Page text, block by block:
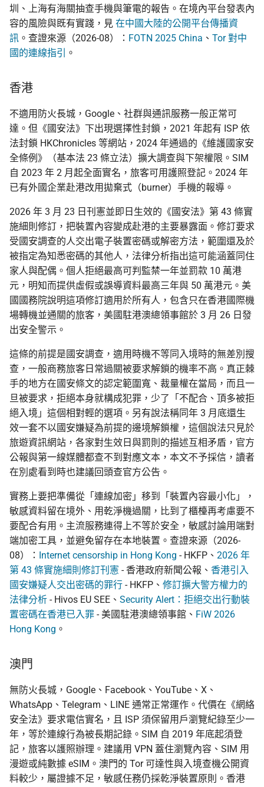
圳、上海有海關抽查手機與筆電的報告。在境內平台發表內
容的風險與既有實踐，見 在中國大陸的公開平台傳播資
訊 。查證來源（2026-08）： FOTN 2025 China 、 Tor 對中
國的連線指引
。
香港
不適用防火長城，Google、社群與通訊服務一般正常可
達。但《國安法》下出現選擇性封鎖，2021 年起有 ISP 依
法封鎖 HKChronicles 等網站，2024 年通過的《維護國家安
全條例》（基本法 23 條立法）擴大調查與下架權限。SIM
自 2023 年 2 月起全面實名，旅客可用護照登記。2024 年
已有外國企業赴港改用拋棄式（burner）手機的報導。
2026 年 3 月 23 日刊憲並即日生效的《國安法》第 43 條實
施細則修訂，把裝置內容變成赴港的主要暴露面。修訂要求
受國安調查的人交出電子裝置密碼或解密方法，範圍還及於
被指定為知悉密碼的其他人，法律分析指出這可能涵蓋同住
家人與配偶。個人拒絕最高可判監禁一年並罰款 10 萬港
元，明知而提供虛假或誤導資料最高三年與 50 萬港元。美
國國務院說明這項修訂適用於所有人，包含只在香港國際機
場轉機並通關的旅客，美國駐港澳總領事館於 3 月 26 日發
出安全警示。
這條的前提是國安調查，適用時機不等同入境時的無差別搜
查，一般商務旅客日常過關被要求解鎖的機率不高。真正棘
手的地方在國安條文的認定範圍寬、裁量權在當局，而且一
旦被要求，拒絕本身就構成犯罪，少了「不配合、頂多被拒
絕入境」這個相對輕的選項。另有說法稱同年 3 月底還生
效一套不以國安嫌疑為前提的邊境解鎖權，這個說法只見於
旅遊資訊網站，各家對生效日與罰則的描述互相矛盾，官方
公報與第一線媒體都查不到對應文本，本文不予採信，讀者
在別處看到時也建議回頭查官方公告。
實務上要把準備從「連線加密」移到「裝置內容最小化」，
敏感資料留在境外、用乾淨機過關，比到了櫃檯再考慮要不
要配合有用。主流服務連得上不等於安全，敏感討論用端對
端加密工具，並避免留存在本地裝置。查證來源（2026-
08）： Internet censorship in Hong Kong - HKFP、 2026 年
第 43 條實施細則修訂刊憲 - 香港政府新聞公報、 香港引入
國安嫌疑人交出密碼的罪行 - HKFP、 修訂擴大警方權力的
法律分析 - Hivos EU SEE、 Security Alert：拒絕交出行動裝
置密碼在香港已入罪 - 美國駐港澳總領事館、 FiW 2026
Hong Kong 。
澳門
無防火長城，Google、Facebook、YouTube、X、
WhatsApp、Telegram、LINE 通常正常運作。代價在《網絡
安全法》要求電信實名，且 ISP 須保留用戶瀏覽紀錄至少一
年，等於連線行為被長期記錄。SIM 自 2019 年底起須登
記，旅客以護照辦理。建議用 VPN 蓋住瀏覽內容、SIM 用
漫遊或純數據 eSIM。澳門的 Tor 可達性與入境查機公開資
料較少，屬證據不足，敏感任務仍採乾淨裝置原則。香港